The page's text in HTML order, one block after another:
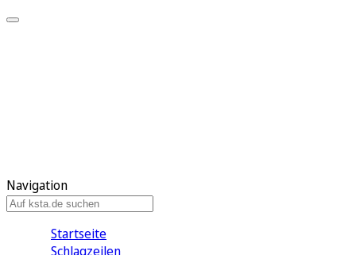
Navigation
Startseite
Schlagzeilen